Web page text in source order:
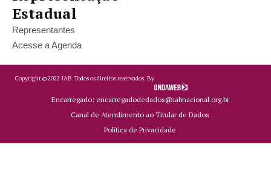
Estadual
Representantes
Acesse a Agenda
Copyright ©2022 IAB.Todos os direitos reservados. By
Encarregado: encarregadodedados@iabnacional.org.br
Canal de Atendimento ao Titular de Dados
Política de Privacidade